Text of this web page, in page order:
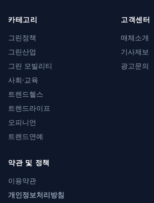
카테고리
그린정책
그린산업
그린 모빌리티
사회·교육
트렌드헬스
트렌드라이프
오피니언
트렌드연예
고객센터
매체소개
기사제보
광고문의
약관 및 정책
이용약관
개인정보처리방침